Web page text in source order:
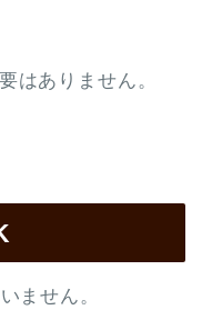
はありません。
ません。